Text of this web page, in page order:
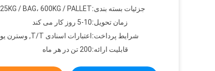
جزئیات بسته بندی:25KG / BAG، 600KG / PALLET
زمان تحویل:5-10 روز کار می کند
شرایط پرداخت:اعتبارات اسنادی T/T, وسترن یونیون
قابلیت ارائه:200 تن در هر ماه